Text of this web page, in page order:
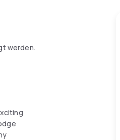
werden.